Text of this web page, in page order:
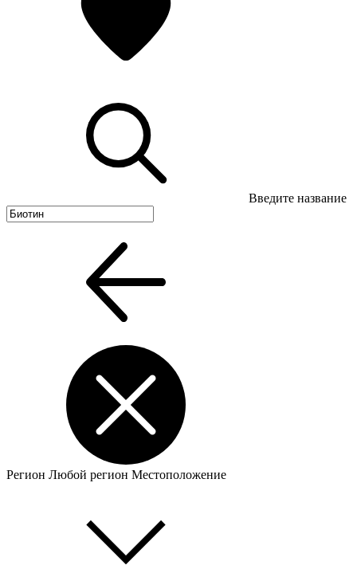
Введите название
Регион Любой регион Местоположение